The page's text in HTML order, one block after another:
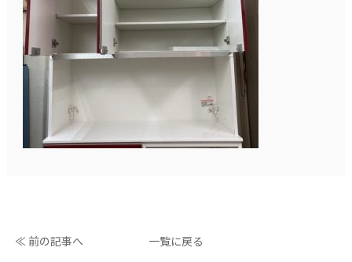
≪ 前の記事へ 一覧に戻る